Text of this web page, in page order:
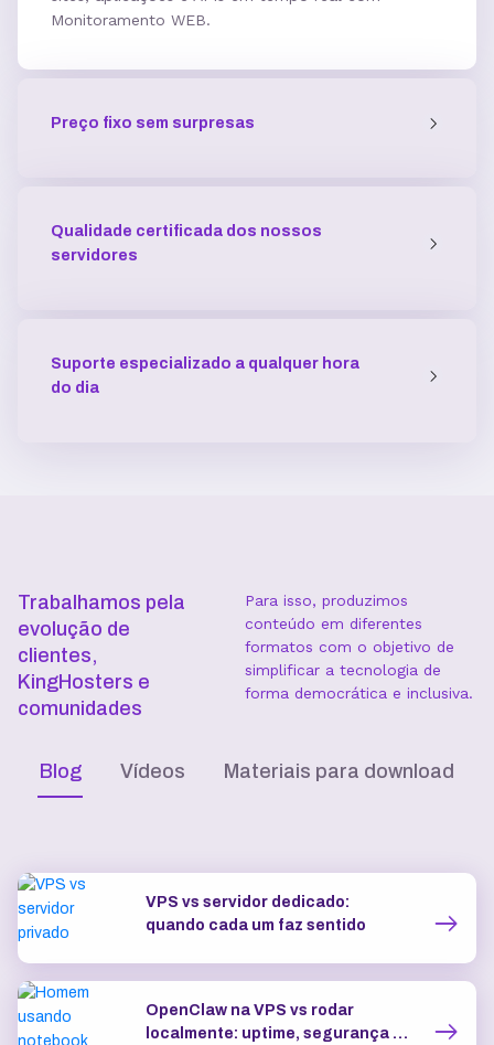
5 GB
Acesso SSH
Múltiplas versões do ASP
Monitoramento WEB.
Preço fixo sem surpresas
Qualidade certificada dos nossos
servidores
Suporte especializado a qualquer hora
do dia
Trabalhamos pela
evolução de
clientes,
KingHosters e
comunidades
Para isso, produzimos
conteúdo em diferentes
formatos com o objetivo de
simplificar a tecnologia de
forma democrática e inclusiva.
Blog Vídeos Materiais para download
VPS vs servidor dedicado:
quando cada um faz sentido
OpenClaw na VPS vs rodar
localmente: uptime, segurança e